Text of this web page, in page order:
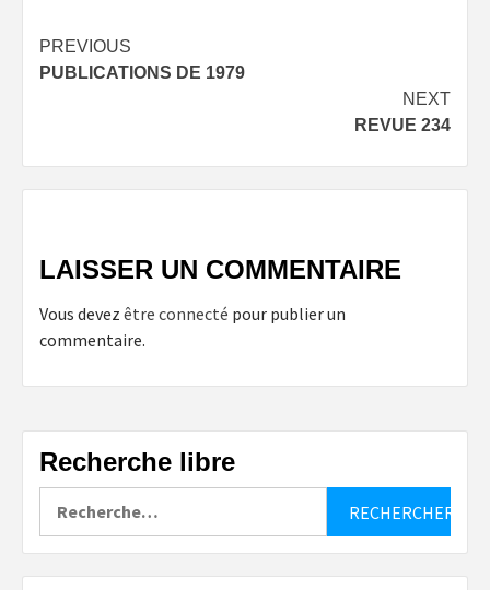
Post
navigation
PREVIOUS
PUBLICATIONS DE 1979
NEXT
REVUE 234
LAISSER UN COMMENTAIRE
Vous devez être connecté pour publier un
commentaire.
Recherche libre